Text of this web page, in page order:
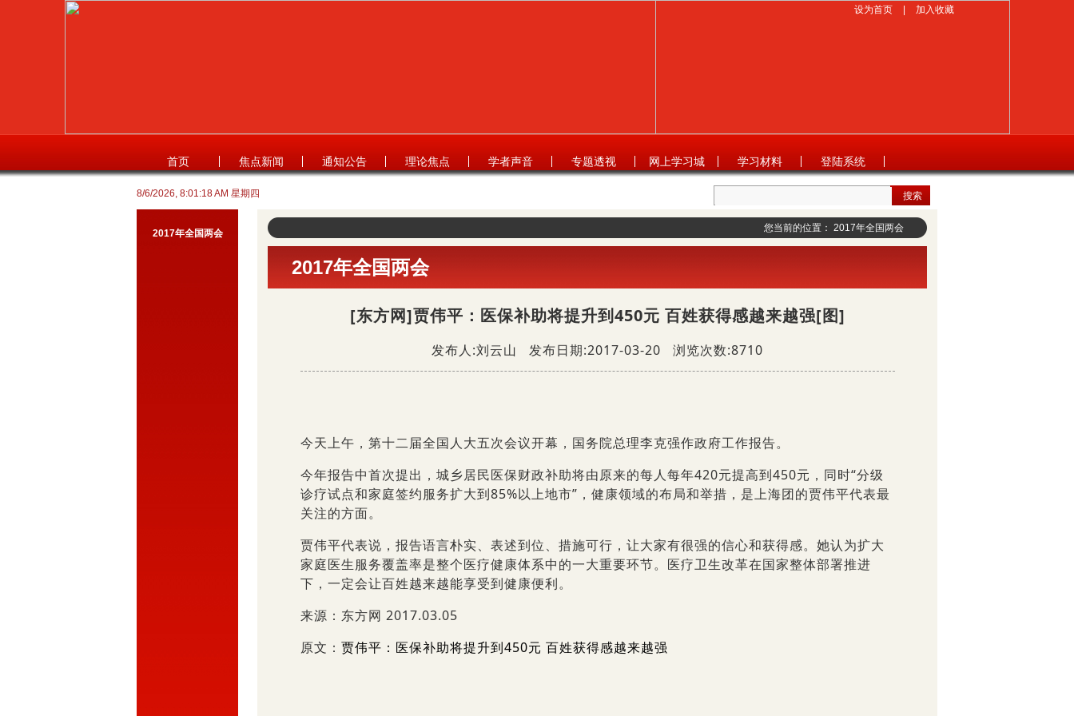
设为首页 加入收藏
首页 焦点新闻 通知公告 理论焦点 学者声音 专题透视 网上学习城 学习材料 登陆系统
8/6/2026, 8:01:18 AM 星期四 搜索
2017年全国两会 您当前的位置： 2017年全国两会
2017年全国两会
[东方网]贾伟平：医保补助将提升到450元 百姓获得感越来越强[图]
发布人:刘云山 发布日期:2017-03-20 浏览次数:8710
今天上午，第十二届全国人大五次会议开幕，国务院总理李克强作政府工作报告。
今年报告中首次提出，城乡居民医保财政补助将由原来的每人每年420元提高到450元，同时“分级
诊疗试点和家庭签约服务扩大到85%以上地市”，健康领域的布局和举措，是上海团的贾伟平代表最
关注的方面。
贾伟平代表说，报告语言朴实、表述到位、措施可行，让大家有很强的信心和获得感。她认为扩大
家庭医生服务覆盖率是整个医疗健康体系中的一大重要环节。医疗卫生改革在国家整体部署推进
下，一定会让百姓越来越能享受到健康便利。
来源：东方网 2017.03.05
原文： 贾伟平：医保补助将提升到450元 百姓获得感越来越强